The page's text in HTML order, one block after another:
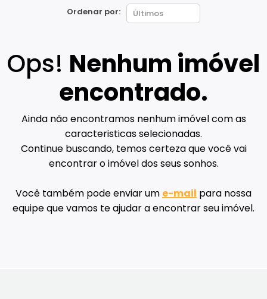
Ordenar por:
Ops! Nenhum imóvel
encontrado.
Ainda não encontramos nenhum imóvel com as
caracteristicas selecionadas.
Continue buscando, temos certeza que você vai
encontrar o imóvel dos seus sonhos.
Você também pode enviar um e-mail para nossa
equipe que vamos te ajudar a encontrar seu imóvel.